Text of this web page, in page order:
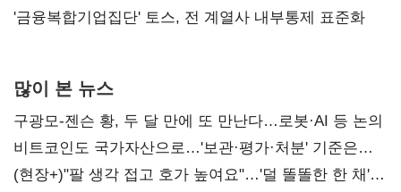
'금융복합기업집단' 토스, 전 계열사 내부통제 표준화
많이 본 뉴스
구광모-젠슨 황, 두 달 만에 또 만난다…로봇·AI 등 논의
비트코인도 국가자산으로…'보관·평가·처분' 기준은
숙제
(현장+)"팔 생각 접고 호가 높여요"…'덜 똘똘한 한 채'